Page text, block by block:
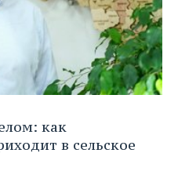
как
в сельское